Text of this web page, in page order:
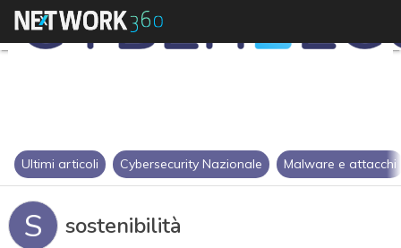
Ultimi articoli Cybersecurity Nazionale Malware e attacchi
S sostenibilità